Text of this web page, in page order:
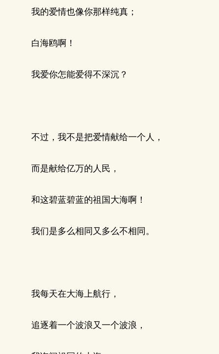
我的爱情也像你那样纯真；
白海鸥啊！
我爱你怎能爱得不深沉？
不过，我不是把爱情献给一个人，
而是献给亿万的人民，
和这碧蓝碧蓝的祖国大海啊！
我们是多么相同又多么不相同。
我每天在大海上航行，
追逐着一个波浪又一个波浪，